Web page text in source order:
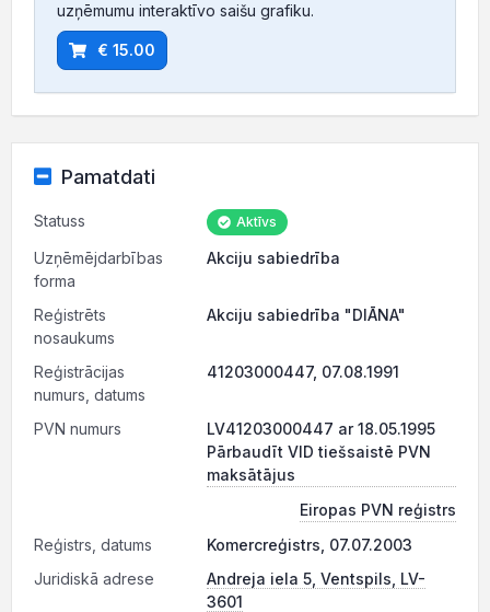
uzņēmumu interaktīvo saišu grafiku.
€ 15.00
Pamatdati
Statuss Aktīvs
Uzņēmējdarbības
forma
Akciju sabiedrība
Reģistrēts
nosaukums
Akciju sabiedrība "DIĀNA"
Reģistrācijas
numurs, datums
41203000447, 07.08.1991
PVN numurs
LV41203000447 ar 18.05.1995
Pārbaudīt VID tiešsaistē PVN
maksātājus
Eiropas PVN reģistrs
Reģistrs, datums
Komercreģistrs, 07.07.2003
Juridiskā adrese
Andreja iela 5, Ventspils, LV-
3601